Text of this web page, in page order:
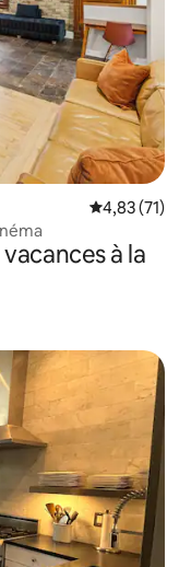
Évaluation
4,83 (71)
à la